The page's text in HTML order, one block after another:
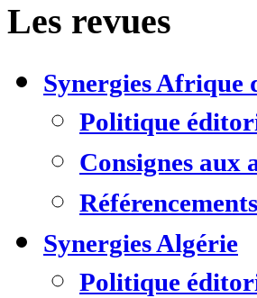
Les revues
Synergies Afrique
Politique
Consignes aux
Synergies Algérie
Politique